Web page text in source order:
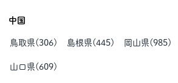
中国
鳥取県(306) 島根県(445) 岡山県(985)
山口県( 609)